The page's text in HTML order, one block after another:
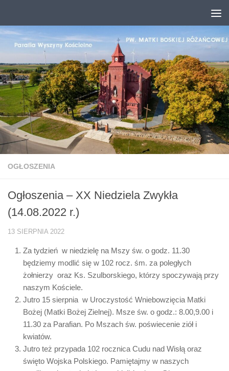
OGŁOSZENIA
Ogłoszenia – XX Niedziela Zwykła
(14.08.2022 r.)
13 SIERPNIA 2022
Za tydzień w niedzielę na Mszy św. o godz. 11.30
będziemy modlić się w 102 rocz. śm. za poległych
żołnierzy oraz Ks. Szulborskiego, którzy spoczywają przy
naszym Kościele.
Jutro 15 sierpnia w Uroczystość Wniebowzięcia Matki
Bożej (Matki Bożej Zielnej). Msze św. o godz.: 8.00,9.00 i
11.30 za Parafian. Po Mszach św. poświecenie ziół i
kwiatów.
Jutro też przypada 102 rocznica Cudu nad Wisłą oraz
święto Wojska Polskiego. Pamiętajmy w naszych